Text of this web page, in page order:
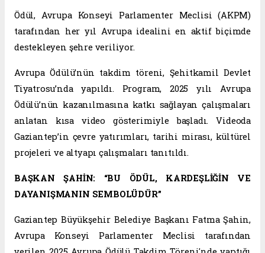
Ödül, Avrupa Konseyi Parlamenter Meclisi (AKPM)
tarafından her yıl Avrupa idealini en aktif biçimde
destekleyen şehre veriliyor.
Avrupa Ödülü’nün takdim töreni, Şehitkamil Devlet
Tiyatrosu’nda yapıldı. Program, 2025 yılı Avrupa
Ödülü’nün kazanılmasına katkı sağlayan çalışmaları
anlatan kısa video gösterimiyle başladı. Videoda
Gaziantep’in çevre yatırımları, tarihi mirası, kültürel
projeleri ve altyapı çalışmaları tanıtıldı.
BAŞKAN ŞAHİN: “BU ÖDÜL, KARDEŞLİĞİN VE
DAYANIŞMANIN SEMBOLÜDÜR”
Gaziantep Büyükşehir Belediye Başkanı Fatma Şahin,
Avrupa Konseyi Parlamenter Meclisi tarafından